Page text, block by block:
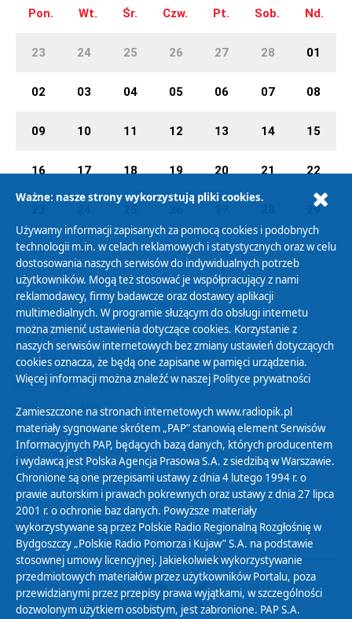
Pon. Wt. Śr. Czw. Pt. Sob. Nd.
23 24 25 26 27 28 01
02 03 04 05 06 07 08
09 10 11 12 13 14 15
16 17 18 19 20 21 22
29
30 31 01 02 03 04 05
Polityka Prywatności
Zasady korzystania z Serwisu
Organizacje Pożytku Publicznego
Cyfryzacja DAB+
Polityka ochrony danych osobowych
Abonament
Zamówienia publiczne
Biuletyn Informacji Publicznej
Ważne: nasze strony wykorzystują pliki cookies.
Używamy informacji zapisanych za pomocą cookies i podobnych
technologii m.in. w celach reklamowych i statystycznych oraz w celu
dostosowania naszych serwisów do indywidualnych potrzeb
użytkowników. Mogą też stosować je współpracujący z nami
reklamodawcy, firmy badawcze oraz dostawcy aplikacji
multimedialnych. W programie służącym do obsługi internetu
można zmienić ustawienia dotyczące cookies. Korzystanie z
naszych serwisów internetowych bez zmiany ustawień dotyczących
cookies oznacza, że będą one zapisane w pamięci urządzenia.
Więcej informacji można znaleźć w naszej Polityce prywatności
Zamieszczone na stronach internetowych www.radiopik.pl
materiały sygnowane skrótem „PAP” stanowią element Serwisów
Informacyjnych PAP, będących bazą danych, których producentem
i wydawcą jest Polska Agencja Prasowa S.A. z siedzibą w Warszawie.
Chronione są one przepisami ustawy z dnia 4 lutego 1994 r. o
prawie autorskim i prawach pokrewnych oraz ustawy z dnia 27 lipca
2001 r. o ochronie baz danych. Powyższe materiały
wykorzystywane są przez Polskie Radio Regionalną Rozgłośnię w
Bydgoszczy „Polskie Radio Pomorza i Kujaw” S.A. na podstawie
stosownej umowy licencyjnej. Jakiekolwiek wykorzystywanie
przedmiotowych materiałów przez użytkowników Portalu, poza
przewidzianymi przez przepisy prawa wyjątkami, w szczególności
dozwolonym użytkiem osobistym, jest zabronione. PAP S.A.